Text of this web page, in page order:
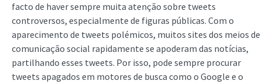
facto de haver sempre muita atenção sobre tweets
controversos, especialmente de figuras públicas. Com o
aparecimento de tweets polémicos, muitos sites dos meios de
comunicação social rapidamente se apoderam das notícias,
partilhando esses tweets. Por isso, pode sempre procurar
tweets apagados em motores de busca como o Google e o